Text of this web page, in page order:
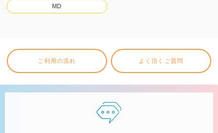
MD
ご利用の流れ よく頂くご質問